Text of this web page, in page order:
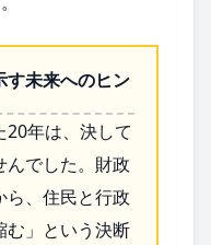
す未来へのヒン
年は、決して
んでした。財政
ら、住民と行政
む」という決断